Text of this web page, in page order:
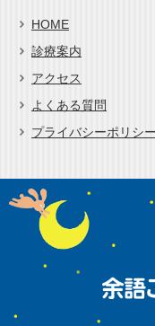
HOME
診療案内
アクセス
よくある質問
プライバシーポリシー